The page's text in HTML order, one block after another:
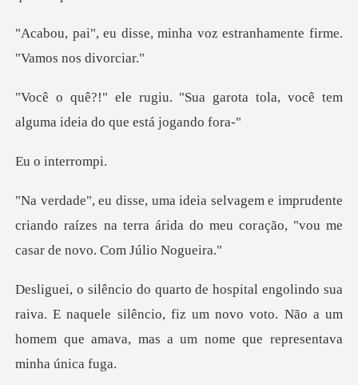
inha voz estranhamente fir
garota tola, você tem
alguma
inter
rudente
criando raízes na terra árida do meu cor
aiva. E naquele silêncio, fiz um novo voto. Não a um
homem